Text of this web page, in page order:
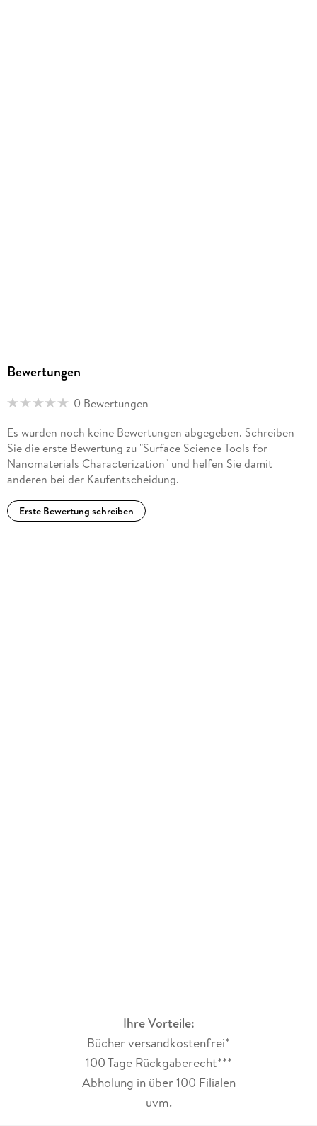
Bewertungen
0 Bewertungen
Es wurden noch keine Bewertungen abgegeben. Schreiben
Sie die erste Bewertung zu "Surface Science Tools for
Nanomaterials Characterization" und helfen Sie damit
anderen bei der Kaufentscheidung.
Erste Bewertung schreiben
Ihre Vorteile:
Bücher versandkostenfrei*
100 Tage Rückgaberecht***
Abholung in über 100 Filialen
uvm.